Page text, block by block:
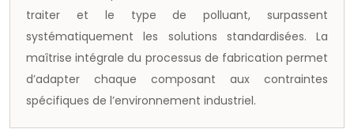
traiter et le type de polluant, surpassent
systématiquement les solutions standardisées. La
maîtrise intégrale du processus de fabrication permet
d’adapter chaque composant aux contraintes
spécifiques de l’environnement industriel.